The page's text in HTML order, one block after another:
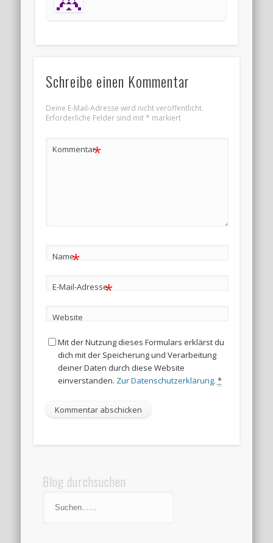
Schreibe einen Kommentar
Deine E-Mail-Adresse wird nicht veröffentlicht.
Erforderliche Felder sind mit* markiert
Kommentar*
Name*
E-Mail-Adresse*
Website
Mit der Nutzung dieses Formulars erklärst du
dich mit der Speicherung und Verarbeitung
deiner Daten durch diese Website
einverstanden. Zur Datenschutzerklärung. *
Blog durchsuchen